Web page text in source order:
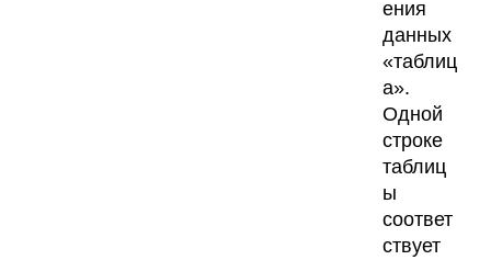
ения
данных
«таблиц
а».
Одной
строке
таблиц
ы
соответ
ствует